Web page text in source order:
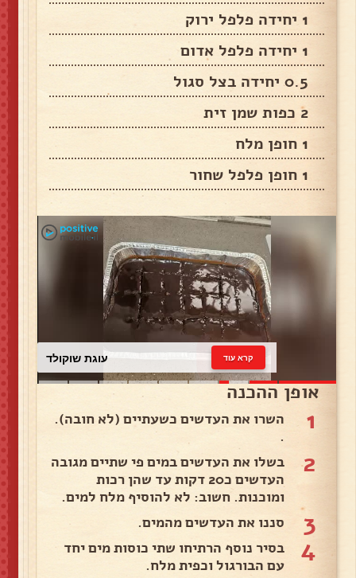
1 יחידה פלפל ירוק
1 יחידה פלפל אדום
0.5 יחידה בצל סגול
2 כפות שמן זית
1 חופן מלח
1 חופן פלפל שחור
עוגת שוקולד קרא עוד
אופן ההכנה
1
השרו את העדשים כשעתיים (לא חובה).
.
2
בשלו את העדשים במים פי שתיים מגובה
העדשים כ20 דקות עד שהן רכות
ומוכנות. חשוב: לא להוסיף מלח למים.
3 סננו את העדשים מהמים.
4
בסיר נוסף הרתיחו שתי כוסות מים יחד
עם הבורגול וכפית מלח.